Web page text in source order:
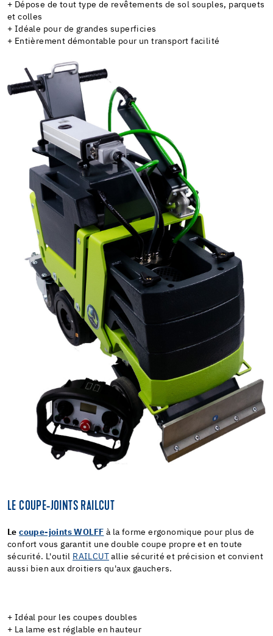
+ Dépose de tout type de revêtements de sol souples, parquets
et colles
+ Idéale pour de grandes superficies
+ Entièrement démontable pour un transport facilité
LE COUPE-JOINTS RAILCUT
Lecoupe-joints WOLFF à la forme ergonomique pour plus de
confort vous garantit une double coupe propre et en toute
sécurité. L'outil
RAILCUT allie sécurité et précision et convient
aussi bien aux droitiers qu'aux gauchers.
+ Idéal pour les coupes doubles
+ La lame est réglable en hauteur